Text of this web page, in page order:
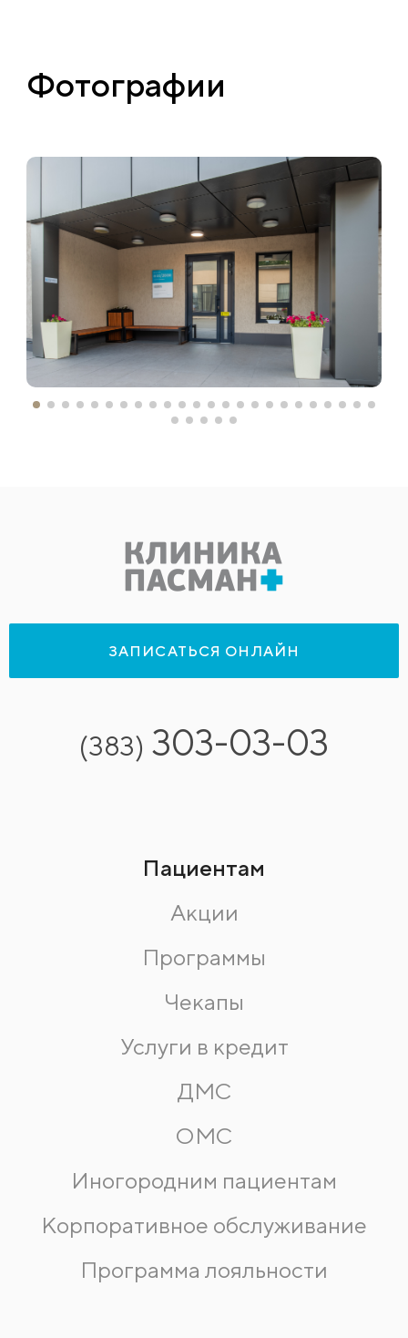
Фотографии
ЗАПИСАТЬСЯ ОНЛАЙН
(383) 303-03-03
Пациентам
Акции
Программы
Чекапы
Услуги в кредит
ДМС
ОМС
Иногородним пациентам
Корпоративное обслуживание
Программа лояльности